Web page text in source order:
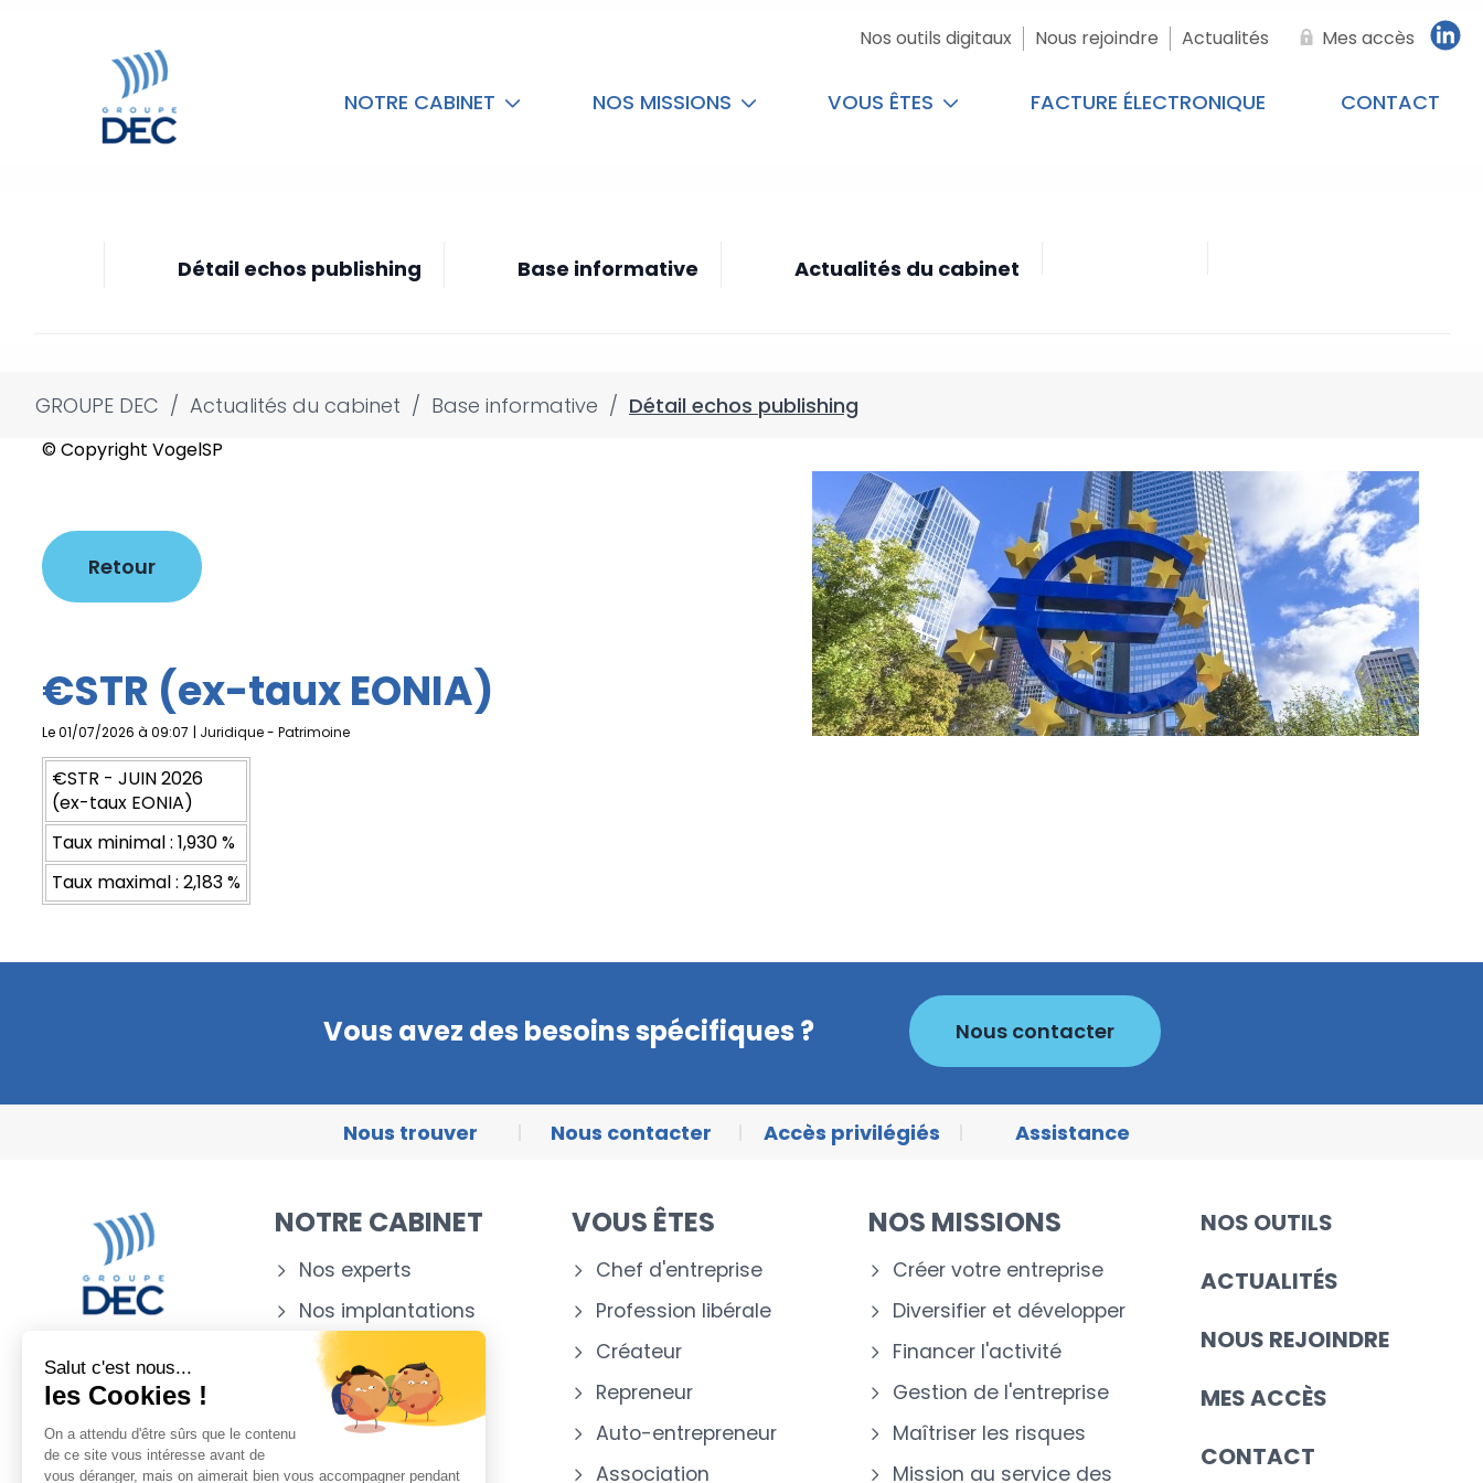
Nos outils digitaux Nous rejoindre Actualités Mes accès
NOTRE CABINET NOS MISSIONS VOUS ÊTES FACTURE ÉLECTRONIQUE CONTACT
Détail echos publishing Base informative Actualités du cabinet
GROUPE DEC / Actualités du cabinet / Base informative / Détail echos publishing
© Copyright VogelSP
Retour
€STR (ex-taux EONIA)
Le 01/07/2026 à 09:07 | Juridique- Patrimoine
€STR - JUIN 2026
(ex-taux EONIA)
Taux minimal : 1,930 %
Taux maximal : 2,183 %
Vous avez des besoins spécifiques ? Nous contacter
Nous trouver Nous contacter Accès privilégiés Assistance
NOTRE CABINET
Nos experts
Nos implantations
Appartenance
NOTICE RGPD
Notice
VOUS ÊTES
Chef d'entreprise
Profession libérale
Créateur
Repreneur
Auto-entrepreneur
Association
NOS MISSIONS
Créer votre entreprise
Diversifier et développer
Financer l'activité
Gestion de l'entreprise
Maîtriser les risques
Mission au service des
NOS OUTILS
ACTUALITÉS
NOUS REJOINDRE
MES ACCÈS
CONTACT
Salut c'est nous...
les Cookies !
On a attendu d'être sûrs que le contenu
de ce site vous intéresse avant de
vous déranger, mais on aimerait bien vous accompagner pendant